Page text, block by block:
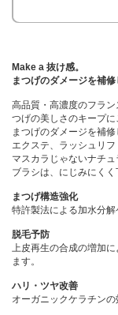
Make a 抜け感。
まつげのダメージを補
高品質・高濃度のフラ
つげの美しさのキープに
まつげのダメージを補
エクステ、ラッシュリフ
マスカラじゃないナチュ
ブラシは、にじみにくく
まつげ構造強化
特許製法による加水分解
脱毛予防
上皮再生の合成の増加
ます。
ハリ・ツヤ改善
オーガニックケラチン